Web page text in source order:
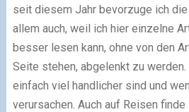
seit diesem Jahr bevorzuge ich
allem auch, weil ich hier einzelne
besser lesen kann, ohne von den
Seite stehen, abgelenkt zu
einfach viel handlicher sind und
verursachen. Auch auf Reisen